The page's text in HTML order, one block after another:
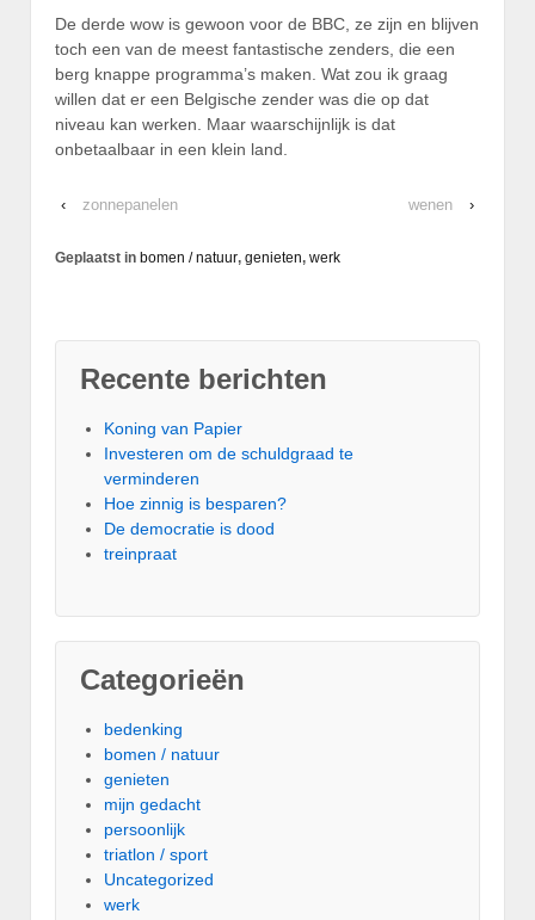
De derde wow is gewoon voor de BBC, ze zijn en blijven
toch een van de meest fantastische zenders, die een
berg knappe programma’s maken. Wat zou ik graag
willen dat er een Belgische zender was die op dat
niveau kan werken. Maar waarschijnlijk is dat
onbetaalbaar in een klein land.
‹ zonnepanelen wenen ›
Geplaatst in bomen / natuur, genieten, werk
Recente berichten
Koning van Papier
Investeren om de schuldgraad te
verminderen
Hoe zinnig is besparen?
De democratie is dood
treinpraat
Categorieën
bedenking
bomen / natuur
genieten
mijn gedacht
persoonlijk
triatlon / sport
Uncategorized
werk